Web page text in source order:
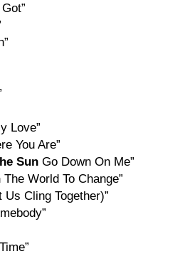
Love”
You Are”
Sun Go Down On Me”
World To Change”
Us Cling Together)”